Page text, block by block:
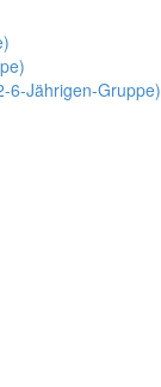
6-Jährigen-Gruppe)